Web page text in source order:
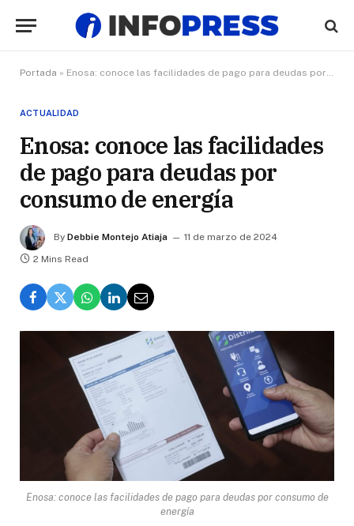
Portada » Enosa: conoce las facilidades de pago para deudas por consumo de energía
ACTUALIDAD
Enosa: conoce las facilidades
de pago para deudas por
consumo de energía
By Debbie Montejo Atiaja
11 de marzo de 2024
2 Mins Read
Enosa: conoce las facilidades de pago para deudas por consumo de
energía